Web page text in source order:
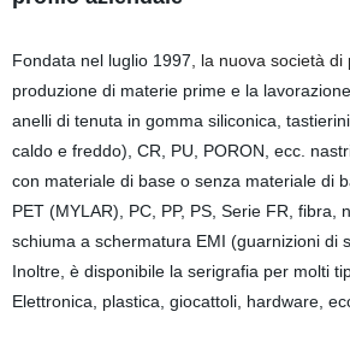
Fondata nel luglio 1997 , la nuova società
produzione di materie prime e la
anelli di tenuta in gomma siliconica,
caldo e freddo), CR, PU, PORON, ecc.
con materiale di base o senza materiale di
PET (MYLAR), PC, PP, PS, Serie FR,
schiuma a schermatura EMI (guarnizioni di
Inoltre, è disponibile la serigrafia per molti
Elettronica, plastica, giocattoli, hardware,